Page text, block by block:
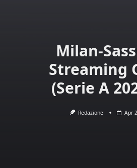
Milan-
Streaming
(Serie A
Redazione Apr